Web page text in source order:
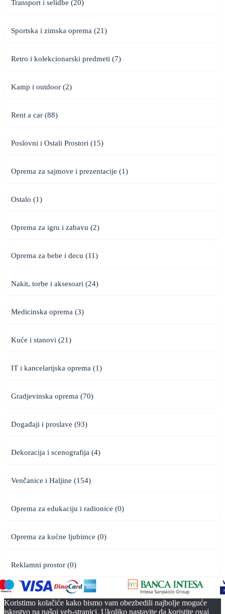
Transport i selidbe (20)
Sportska i zimska oprema (21)
Retro i kolekcionarski predmeti (7)
Kamp i outdoor (2)
Rent a car (88)
Poslovni i Ostali Prostori (15)
Oprema za sajmove i prezentacije (1)
Ostalo (1)
Oprema za igru i zabavu (2)
Oprema za bebe i decu (11)
Nakit, torbe i aksesoari (24)
Medicinska oprema (3)
Kuće i stanovi (21)
IT i kancelarijska oprema (1)
Gradjevinska oprema (70)
Događaji i proslave (93)
Dekoracija i scenografija (4)
Venčanice i Haljine (154)
Oprema za edukaciju i radionice (0)
Oprema za kućne ljubimce (0)
Reklamni prostor (0)
Koristimo kolačiće kako bismo vam obezbedili najbolje moguće
iskustvo na našoj veb-stranici. Ukoliko nastavite da koristite ovaj